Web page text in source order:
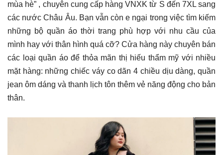
mùa hè” , chuyên cung cấp hàng VNXK từ S đến 7XL sang
các nước Châu Âu. Bạn vẫn còn e ngại trong việc tìm kiếm
những bộ quần áo thời trang phù hợp với nhu cầu của
mình hay với thân hình quá cỡ? Cửa hàng này chuyên bán
các loại quần áo để thỏa mãn thị hiếu thẩm mỹ với nhiều
mặt hàng: những chiếc váy co dãn 4 chiều dịu dàng, quần
jean ôm dáng và thanh lịch tôn thêm vẻ năng động cho bản
thân.